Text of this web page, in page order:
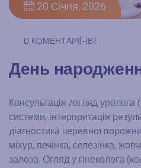
20 Січня, 2026
0 КОМЕНТАРІ(-ІВ)
День
Консультація /огляд уролога
системи; інтерпритація
діагностика черевної
міхур, печінка, селезінка,
залоза. Огляд у гінеколога